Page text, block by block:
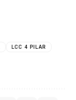
LCC 4 PILAR